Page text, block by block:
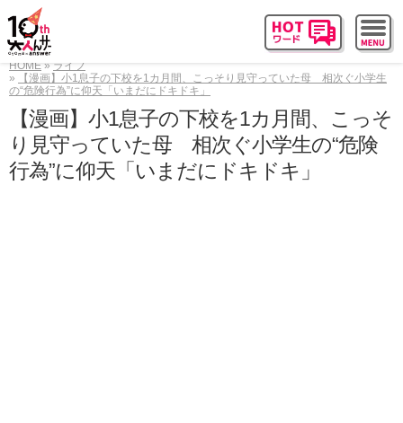
HOME
ライフ
【漫画】小1息子の下校を1カ月間、こっそり見守っていた母 相次ぐ小学生
の“危険行為”に仰天「いまだにドキドキ」
【漫画】小1息子の下校を1カ月間、こっそ
り見守っていた母 相次ぐ小学生の“危険
行為”に仰天「いまだにドキドキ」